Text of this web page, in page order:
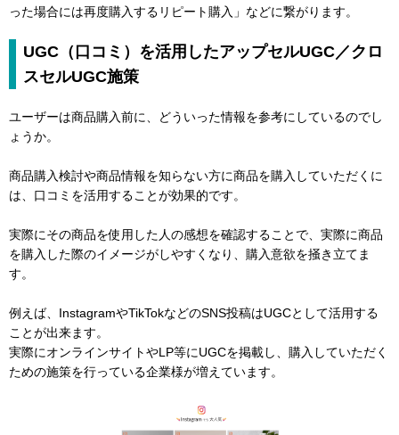
った場合には再度購入するリピート購入」などに繋がります。
UGC（口コミ）を活用したアップセルUGC／クロ
スセルUGC施策
ユーザーは商品購入前に、どういった情報を参考にしているのでし
ょうか。
商品購入検討や商品情報を知らない方に商品を購入していただくに
は、口コミを活用することが効果的です。
実際にその商品を使用した人の感想を確認することで、実際に商品
を購入した際のイメージがしやすくなり、購入意欲を掻き立てま
す。
例えば、InstagramやTikTokなどのSNS投稿はUGCとして活用する
ことが出来ます。
実際にオンラインサイトやLP等にUGCを掲載し、購入していただく
ための施策を行っている企業様が増えています。